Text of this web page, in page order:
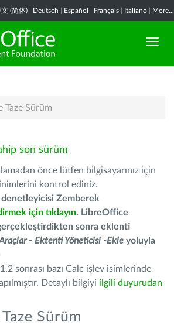
(简体) Deutsch Español Français Italiano More...
Taze Sürüm
son sürüm
önce lütfen bilgisayarınız için
kontrol ediniz.
denetleyicisi Zemberek
için tıklayın. LibreOffice
sonra eklenti
- Ektenti Yöneticisi -Ekle yoluyla
sonrası bazı Calc işlev isimlerinde
Detaylı bilgiyi ilgili duyurudan
Sürüm